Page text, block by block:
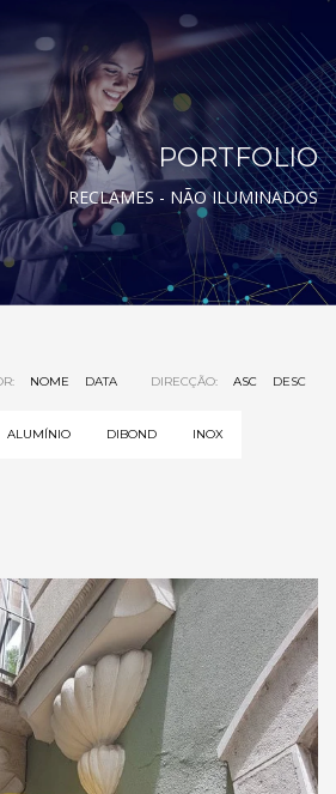
PORTFOLIO
RECLAMES - NÃO ILUMINADOS
NOME DATA DIRECÇÃO: ASC DESC
ALUMÍNIO DIBOND INOX